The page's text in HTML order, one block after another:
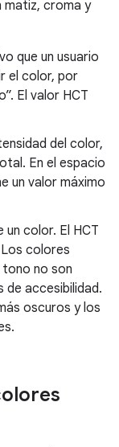
matiz, croma y
que un usuario
el color, por
El valor HCT
del color,
En el espacio
un valor máximo
un color. El HCT
colores
no son
accesibilidad.
oscuros y los